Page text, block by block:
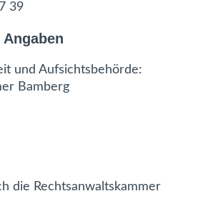
39
und Aufsichtsbehörde:
Bamberg
die Rechtsanwaltskammer